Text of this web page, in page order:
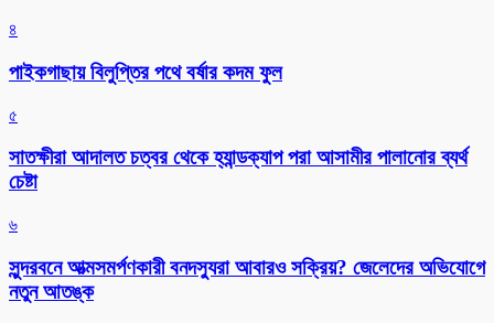
৪
পাইকগাছায় বিলুপ্তির পথে বর্ষার কদম ফুল
৫
সাতক্ষীরা আদালত চত্বর থেকে হ্যান্ডক্যাপ পরা আসামীর পালানোর ব্যর্থ
চেষ্টা
৬
সুন্দরবনে আত্মসমর্পণকারী বনদস্যুরা আবারও সক্রিয়? জেলেদের অভিযোগে
নতুন আতঙ্ক